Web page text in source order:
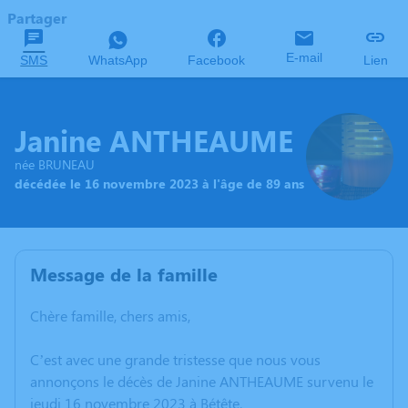
Partager
SMS WhatsApp Facebook E-mail Lien
Janine ANTHEAUME
née BRUNEAU
décédée le 16 novembre 2023 à l'âge de 89 ans
Message de la famille
Chère famille, chers amis,
C’est avec une grande tristesse que nous vous
annonçons le décès de Janine ANTHEAUME survenu le
jeudi 16 novembre 2023 à Bétête.